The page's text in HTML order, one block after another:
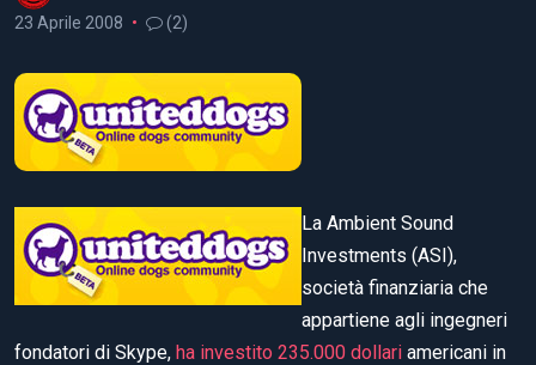
23 Aprile 2008
(2)
La Ambient Sound
Investments (ASI),
società finanziaria che
appartiene agli ingegneri
fondatori di Skype, ha investito 235.000 dollari americani in